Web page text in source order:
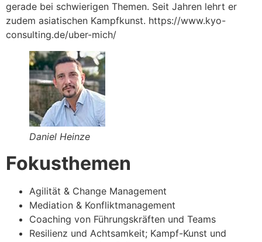
gerade bei schwierigen Themen. Seit Jahren lehrt er
zudem asiatischen Kampfkunst. https://www.kyo-
consulting.de/uber-mich/
Daniel Heinze
Fokusthemen
Agilität & Change Management
Mediation & Konfliktmanagement
Coaching von Führungskräften und Teams
Resilienz und Achtsamkeit; Kampf-Kunst und